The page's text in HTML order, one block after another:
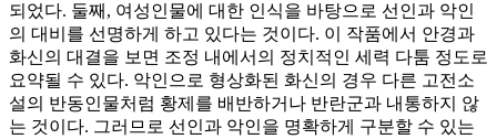
되었다. 둘째, 여성인물에 대한 인식을 바탕으로 선인과 악인
의 대비를 선명하게 하고 있다는 것이다. 이 작품에서 안경과
화신의 대결을 보면 조정 내에서의 정치적인 세력 다툼 정도로
요약될 수 있다. 악인으로 형상화된 화신의 경우 다른 고전소
설의 반동인물처럼 황제를 배반하거나 반란군과 내통하지 않
는 것이다. 그러므로 선인과 악인을 명확하게 구분할 수 있는